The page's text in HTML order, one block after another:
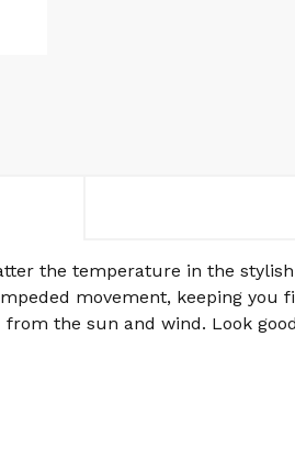
the temperature in the
movement, keeping you
the sun and wind. Look